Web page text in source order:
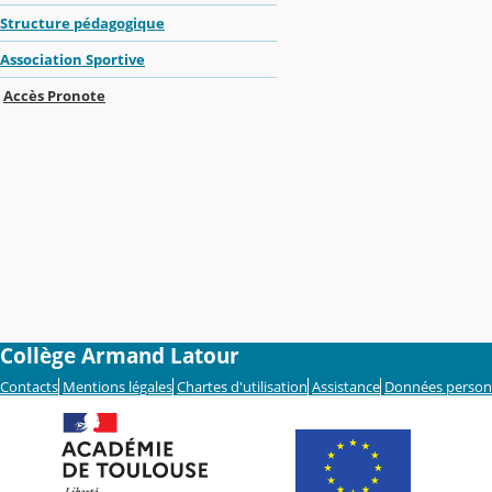
Structure pédagogique
Association Sportive
Accès Pronote
Collège Armand Latour
Contacts Mentions légales Chartes d'utilisation Assistance Données